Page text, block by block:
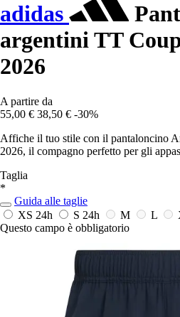
adidas
argentini TT
2026
A partire da
55,00 € 38,50 € -30%
Affiche il tuo stile con il pantaloncino
2026, il compagno perfetto per gli
Taglia
*
Guida alle taglie
XS 24h S 24h M L
Questo campo è obbligatorio